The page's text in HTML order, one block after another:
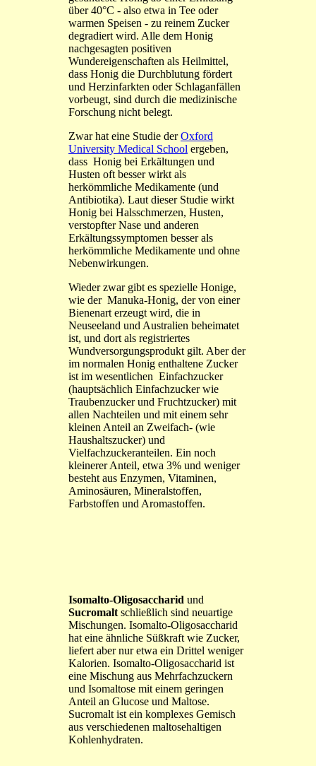
über 40°C - also etwa in Tee oder
warmen Speisen - zu reinem Zucker
degradiert wird. Alle dem Honig
nachgesagten positiven
Wundereigenschaften als Heilmittel,
dass Honig die Durchblutung fördert
und Herzinfarkten oder Schlaganfällen
vorbeugt, sind durch die medizinische
Forschung nicht belegt.
Zwar hat eine Studie derOxford
University Medical School ergeben,
dass Honig bei Erkältungen und
Husten oft besser wirkt als
herkömmliche Medikamente (und
Antibiotika). Laut dieser Studie wirkt
Honig bei Halsschmerzen, Husten,
verstopfter Nase und anderen
Erkältungssymptomen besser als
herkömmliche Medikamente und ohne
Nebenwirkungen.
Wieder zwar gibt es spezielle Honige,
wie der Manuka-Honig, der von einer
Bienenart erzeugt wird, die in
Neuseeland und Australien beheimatet
ist, und dort als registriertes
Wundversorgungsprodukt gilt. Aber der
im normalen Honig enthaltene Zucker
ist im wesentlichen Einfachzucker
(hauptsächlich Einfachzucker wie
Traubenzucker und Fruchtzucker) mit
allen Nachteilen und mit einem sehr
kleinen Anteil an Zweifach- (wie
Haushaltszucker) und
Vielfachzuckeranteilen. Ein noch
kleinerer Anteil, etwa 3% und weniger
besteht aus Enzymen, Vitaminen,
Aminosäuren, Mineralstoffen,
Farbstoffen und Aromastoffen.
Isomalto-Oligosaccharid und
Sucromalt schließlich sind neuartige
Mischungen. Isomalto-Oligosaccharid
hat eine ähnliche Süßkraft wie Zucker,
liefert aber nur etwa ein Drittel weniger
Kalorien. Isomalto-Oligosaccharid ist
eine Mischung aus Mehrfachzuckern
und Isomaltose mit einem geringen
Anteil an Glucose und Maltose.
Sucromalt ist ein komplexes Gemisch
aus verschiedenen maltosehaltigen
Kohlenhydraten.